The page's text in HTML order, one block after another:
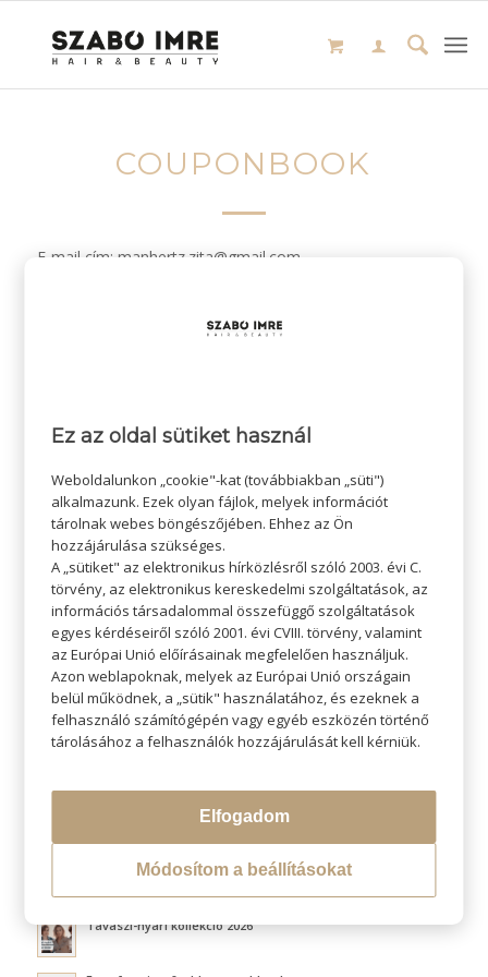
COUPONBOOK
E-mail cím: manhertz.zita@gmail.com
SZERZŐ:
KERESÉS
LEGÚJABB BLOGOK
Hővédelem hajformázás közben
Fluffy hair és a légies volumen titka
Tavaszi-nyári kollekció 2026
Ez az oldal sütiket használ
Weboldalunkon „cookie"-kat (továbbiakban „süti")
alkalmazunk. Ezek olyan fájlok, melyek információt
tárolnak webes böngészőjében. Ehhez az Ön
hozzájárulása szükséges.
A „sütiket" az elektronikus hírközlésről szóló 2003. évi C.
törvény, az elektronikus kereskedelmi szolgáltatások, az
információs társadalommal összefüggő szolgáltatások
egyes kérdéseiről szóló 2001. évi CVIII. törvény, valamint
az Európai Unió előírásainak megfelelően használjuk.
Azon weblapoknak, melyek az Európai Unió országain
belül működnek, a „sütik" használatához, és ezeknek a
felhasználó számítógépén vagy egyéb eszközén történő
tárolásához a felhasználók hozzájárulását kell kérniük.
Elfogadom
Módosítom a beállításokat